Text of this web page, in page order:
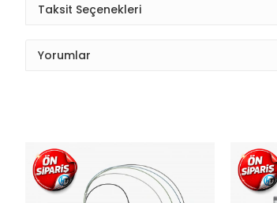
Taksit Seçenekleri
Yorumlar